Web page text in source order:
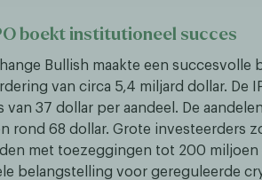
boekt institutioneel succes
Bullish maakte een succesvolle
van circa 5,4 miljard dollar. De
37 dollar per aandeel. De
rond 68 dollar. Grote investeerders
met toezeggingen tot 200 miljoen
belangstelling voor gereguleerde